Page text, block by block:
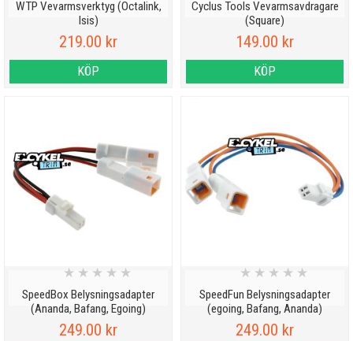
WTP Vevarmsverktyg (Octalink,
Isis)
219.00 kr
KÖP
Cyclus Tools Vevarmsavdragare
(Square)
149.00 kr
KÖP
SpeedBox Belysningsadapter
(Ananda, Bafang, Egoing)
★ ★ ★ ★ ★
249.00 kr
SpeedFun Belysningsadapter
(egoing, Bafang, Ananda)
★ ★ ★ ★ ★
249.00 kr